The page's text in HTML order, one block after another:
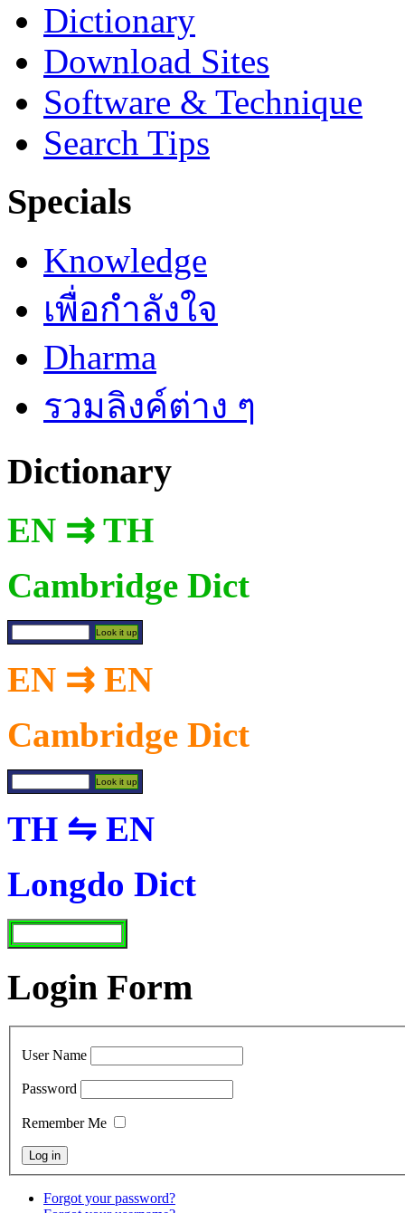
Dictionary
Download Sites
Software & Technique
Search Tips
Specials
Knowledge
เพื่อกำลังใจ
Dharma
รวมลิงค์ต่าง ๆ
Dictionary
EN ⇉ TH
Cambridge Dict
EN ⇉ EN
Cambridge Dict
TH ⇋ EN
Longdo Dict
Login Form
User Name
Password
Remember Me
Forgot your password?